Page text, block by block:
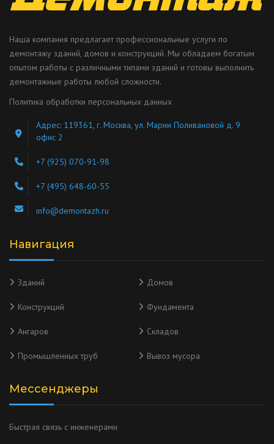
Наша компания предлагает профессиональные услуги по
демонтажу зданий, домов и конструкций. Мы обладаем богатым
опытом работы с различными типами зданий и готовы выполнить
демонтажные работы любой сложности.
Политика обработки персональных данных
Адрес: 119361, г. Москва, ул. Марии Поливановой д. 9
офис 2
+7 (925) 070-91-98
+7 (495) 648-60-55
info@demontazh.ru
Навигация
Зданий Домов
Конструкций Фундамента
Ангаров Складов
Промышленных труб Вывоз мусора
Мессенджеры
Быстрая связь с инженерами